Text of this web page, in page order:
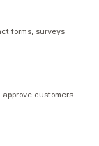
forms, surveys
customers